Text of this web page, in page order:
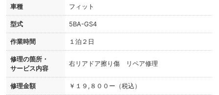
車種 フィット
型式 5BA-GS4
作業時間 １泊２日
修理の箇所・
サービス内容
右リアドア擦り傷 リペア修理
修理金額 ￥１９,８００ー（税込）